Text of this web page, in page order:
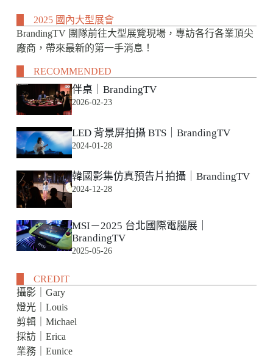
2025 國內大型展會
BrandingTV 團隊前往大型展覽現場，專訪各行各業頂尖
廠商，帶來最新的第一手消息！
RECOMMENDED
伴桌｜BrandingTV
2026-02-23
LED 背景屏拍攝 BTS｜BrandingTV
2024-01-28
韓國影集仿真預告片拍攝｜BrandingTV
2024-12-28
MSI－2025 台北國際電腦展｜
BrandingTV
2025-05-26
CREDIT
攝影｜Gary
燈光｜Louis
剪輯｜Michael
採訪｜Erica
業務｜Eunice